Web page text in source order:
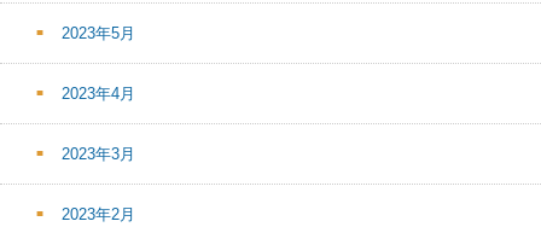
2023年5月
2023年4月
2023年3月
2023年2月